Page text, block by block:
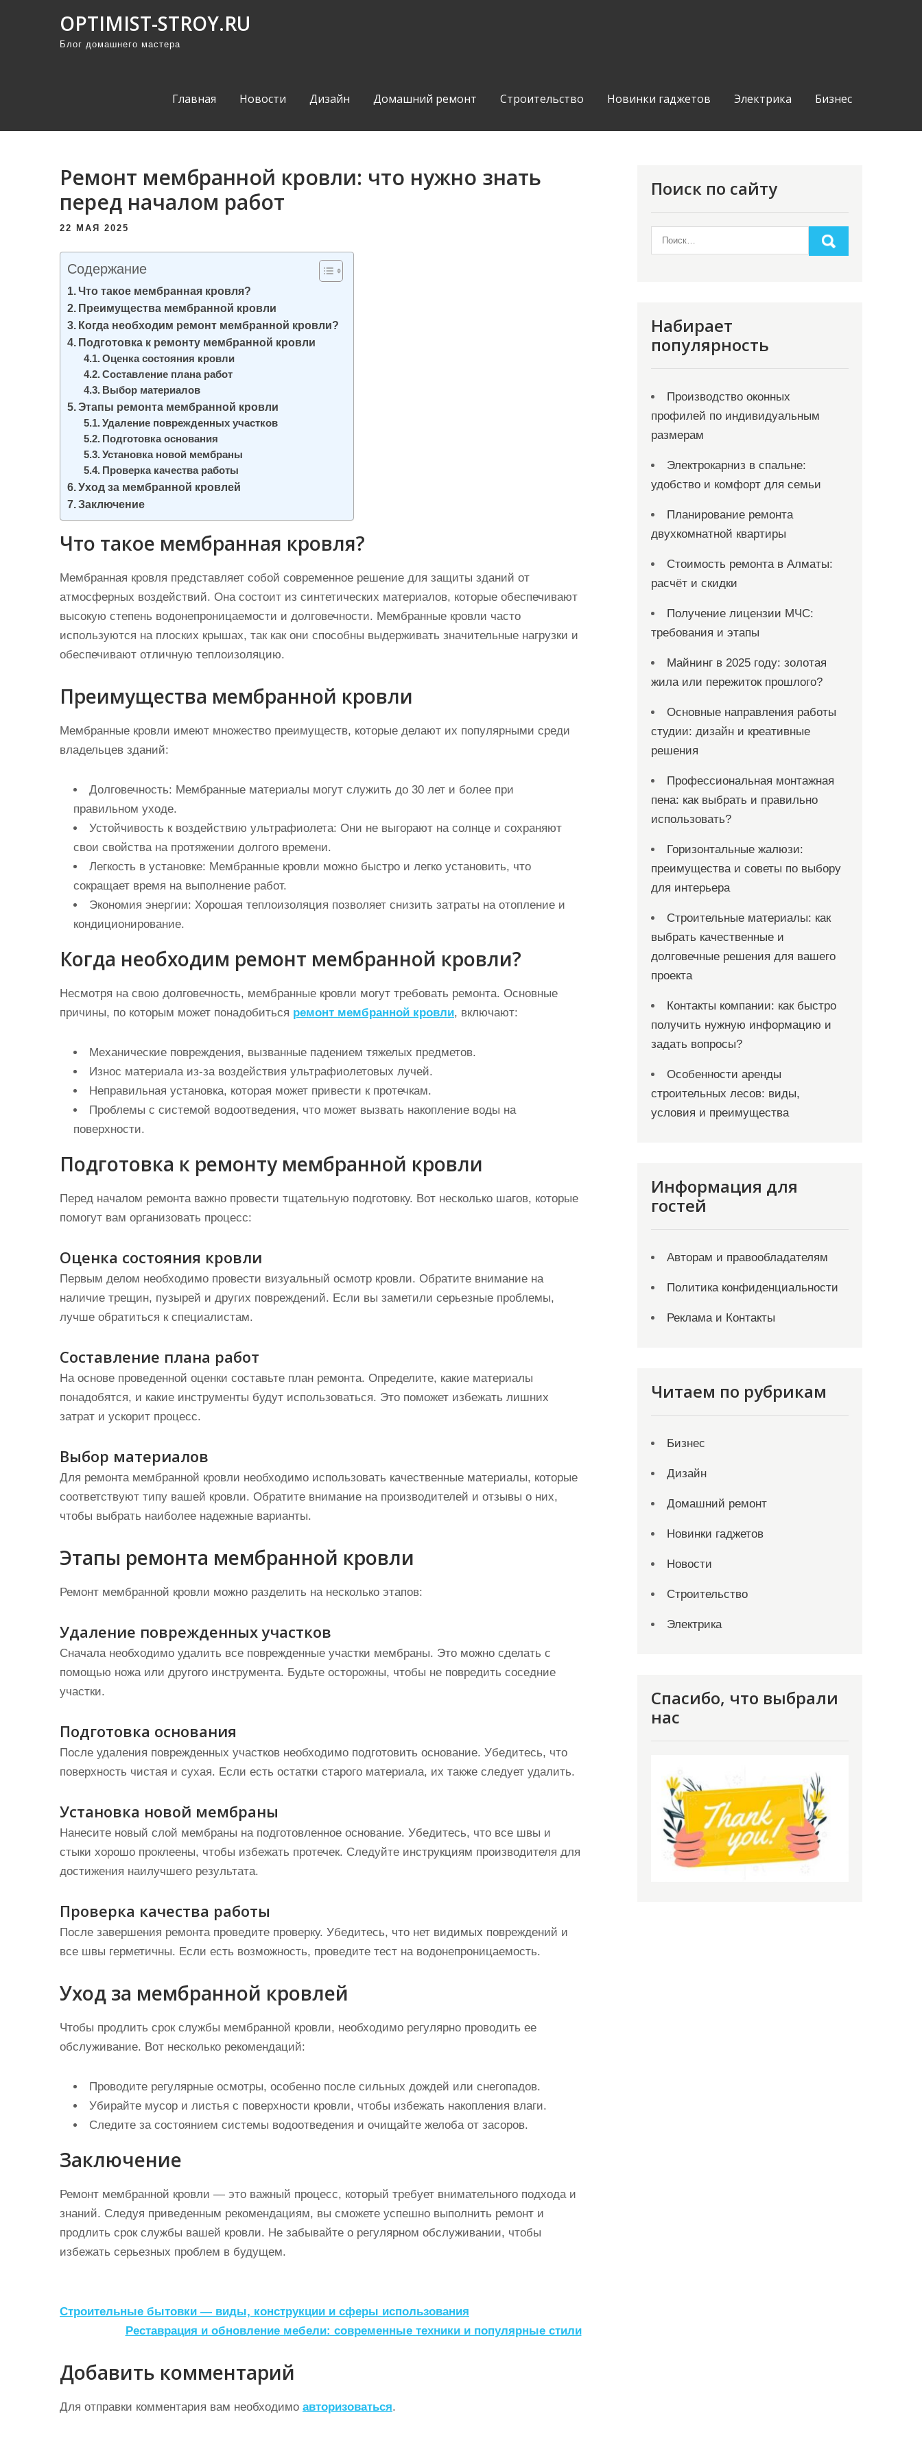
OPTIMIST-STROY.RU
Блог домашнего мастера
Главная Новости Дизайн Домашний ремонт Строительство Новинки гаджетов Электрика Бизнес
Ремонт мембранной кровли: что нужно знать
перед началом работ
22 МАЯ 2025
Содержание
Что такое мембранная кровля?
Преимущества мембранной кровли
Когда необходим ремонт мембранной кровли?
Подготовка к ремонту мембранной кровли
Оценка состояния кровли
Составление плана работ
Выбор материалов
Этапы ремонта мембранной кровли
Удаление поврежденных участков
Подготовка основания
Установка новой мембраны
Проверка качества работы
Уход за мембранной кровлей
Заключение
Что такое мембранная кровля?
Мембранная кровля представляет собой современное решение для защиты зданий от
атмосферных воздействий. Она состоит из синтетических материалов, которые обеспечивают
высокую степень водонепроницаемости и долговечности. Мембранные кровли часто
используются на плоских крышах, так как они способны выдерживать значительные нагрузки и
обеспечивают отличную теплоизоляцию.
Преимущества мембранной кровли
Мембранные кровли имеют множество преимуществ, которые делают их популярными среди
владельцев зданий:
Долговечность: Мембранные материалы могут служить до 30 лет и более при
правильном уходе.
Устойчивость к воздействию ультрафиолета: Они не выгорают на солнце и сохраняют
свои свойства на протяжении долгого времени.
Легкость в установке: Мембранные кровли можно быстро и легко установить, что
сокращает время на выполнение работ.
Экономия энергии: Хорошая теплоизоляция позволяет снизить затраты на отопление и
кондиционирование.
Когда необходим ремонт мембранной кровли?
Несмотря на свою долговечность, мембранные кровли могут требовать ремонта. Основные
причины, по которым может понадобиться ремонт мембранной кровли, включают:
Механические повреждения, вызванные падением тяжелых предметов.
Износ материала из-за воздействия ультрафиолетовых лучей.
Неправильная установка, которая может привести к протечкам.
Проблемы с системой водоотведения, что может вызвать накопление воды на
поверхности.
Подготовка к ремонту мембранной кровли
Перед началом ремонта важно провести тщательную подготовку. Вот несколько шагов, которые
помогут вам организовать процесс:
Оценка состояния кровли
Первым делом необходимо провести визуальный осмотр кровли. Обратите внимание на
наличие трещин, пузырей и других повреждений. Если вы заметили серьезные проблемы,
лучше обратиться к специалистам.
Составление плана работ
На основе проведенной оценки составьте план ремонта. Определите, какие материалы
понадобятся, и какие инструменты будут использоваться. Это поможет избежать лишних
затрат и ускорит процесс.
Выбор материалов
Для ремонта мембранной кровли необходимо использовать качественные материалы, которые
соответствуют типу вашей кровли. Обратите внимание на производителей и отзывы о них,
чтобы выбрать наиболее надежные варианты.
Этапы ремонта мембранной кровли
Ремонт мембранной кровли можно разделить на несколько этапов:
Удаление поврежденных участков
Сначала необходимо удалить все поврежденные участки мембраны. Это можно сделать с
помощью ножа или другого инструмента. Будьте осторожны, чтобы не повредить соседние
участки.
Подготовка основания
После удаления поврежденных участков необходимо подготовить основание. Убедитесь, что
поверхность чистая и сухая. Если есть остатки старого материала, их также следует удалить.
Установка новой мембраны
Нанесите новый слой мембраны на подготовленное основание. Убедитесь, что все швы и
стыки хорошо проклеены, чтобы избежать протечек. Следуйте инструкциям производителя для
достижения наилучшего результата.
Проверка качества работы
После завершения ремонта проведите проверку. Убедитесь, что нет видимых повреждений и
все швы герметичны. Если есть возможность, проведите тест на водонепроницаемость.
Уход за мембранной кровлей
Чтобы продлить срок службы мембранной кровли, необходимо регулярно проводить ее
обслуживание. Вот несколько рекомендаций:
Проводите регулярные осмотры, особенно после сильных дождей или снегопадов.
Убирайте мусор и листья с поверхности кровли, чтобы избежать накопления влаги.
Следите за состоянием системы водоотведения и очищайте желоба от засоров.
Заключение
Ремонт мембранной кровли — это важный процесс, который требует внимательного подхода и
знаний. Следуя приведенным рекомендациям, вы сможете успешно выполнить ремонт и
продлить срок службы вашей кровли. Не забывайте о регулярном обслуживании, чтобы
избежать серьезных проблем в будущем.
Н
в
и
г
Строительные бытовки — виды, конструкции и сферы использования
Реставрация и обновление мебели: современные техники и популярные стили
Добавить комментарий
Для отправки комментария вам необходимо авторизоваться.
Поиск по сайту
Набирает
популярность
Производство оконных
профилей по индивидуальным
размерам
Электрокарниз в спальне:
удобство и комфорт для семьи
Планирование ремонта
двухкомнатной квартиры
Стоимость ремонта в Алматы:
расчёт и скидки
Получение лицензии МЧС:
требования и этапы
Майнинг в 2025 году: золотая
жила или пережиток прошлого?
Основные направления работы
студии: дизайн и креативные
решения
Профессиональная монтажная
пена: как выбрать и правильно
использовать?
Горизонтальные жалюзи:
преимущества и советы по выбору
для интерьера
Строительные материалы: как
выбрать качественные и
долговечные решения для вашего
проекта
Контакты компании: как быстро
получить нужную информацию и
задать вопросы?
Особенности аренды
строительных лесов: виды,
условия и преимущества
Информация для
гостей
Авторам и правообладателям
Политика конфиденциальности
Реклама и Контакты
Читаем по рубрикам
Бизнес
Дизайн
Домашний ремонт
Новинки гаджетов
Новости
Строительство
Электрика
Спасибо, что выбрали
нас